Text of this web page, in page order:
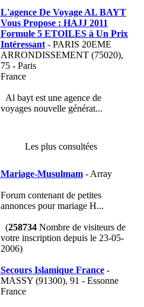
L'agence De Voyage AL BAYT
Vous Propose : HAJJ 2011
Formule 5 ETOILES à Un Prix
Intéressant- PARIS 20EME
ARRONDISSEMENT (75020),
75 - Paris
France
Al bayt est une agence de
voyages nouvelle générat...
Les plus consultées
Mariage-Musulmam- Array
Forum contenant de petites
annonces pour mariage H...
(258734Nombre de visiteurs de
votre inscription depuis le 23-05-
2006)
Secours Islamique France-
MASSY (91300), 91 - Essonne
France